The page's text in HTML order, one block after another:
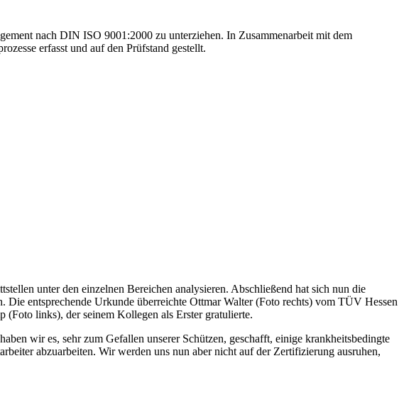
nach DIN ISO 9001:2000 zu unterziehen. In Zusammenarbeit mit dem
erfasst und auf den Prüfstand gestellt.
unter den einzelnen Bereichen analysieren. Abschließend hat sich nun die
entsprechende Urkunde überreichte Ottmar Walter (Foto rechts) vom TÜV Hessen
links), der seinem Kollegen als Erster gratulierte.
wir es, sehr zum Gefallen unserer Schützen, geschafft, einige krankheitsbedingte
abzuarbeiten. Wir werden uns nun aber nicht auf der Zertifizierung ausruhen,